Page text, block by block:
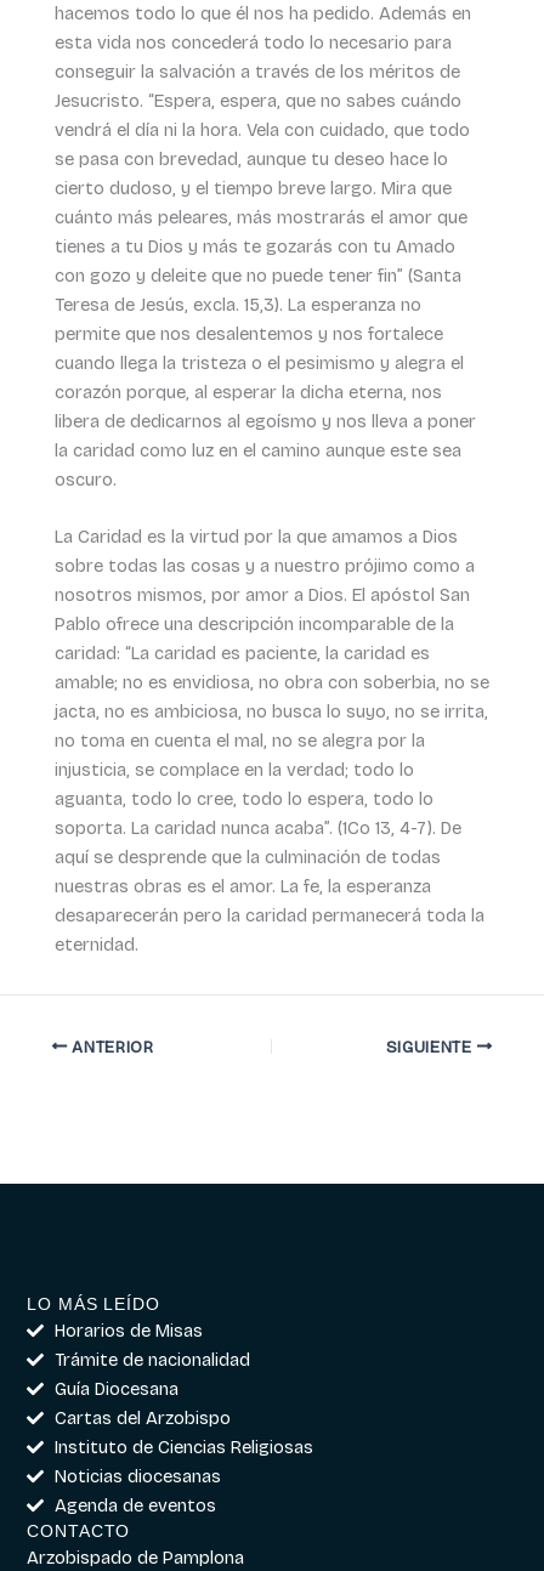
hacemos todo lo que él nos ha pedido. Además en
esta vida nos concederá todo lo necesario para
conseguir la salvación a través de los méritos de
Jesucristo. “Espera, espera, que no sabes cuándo
vendrá el día ni la hora. Vela con cuidado, que todo
se pasa con brevedad, aunque tu deseo hace lo
cierto dudoso, y el tiempo breve largo. Mira que
cuánto más peleares, más mostrarás el amor que
tienes a tu Dios y más te gozarás con tu Amado
con gozo y deleite que no puede tener fin” (Santa
Teresa de Jesús, excla. 15,3). La esperanza no
permite que nos desalentemos y nos fortalece
cuando llega la tristeza o el pesimismo y alegra el
corazón porque, al esperar la dicha eterna, nos
libera de dedicarnos al egoísmo y nos lleva a poner
la caridad como luz en el camino aunque este sea
oscuro.
La Caridad es la virtud por la que amamos a Dios
sobre todas las cosas y a nuestro prójimo como a
nosotros mismos, por amor a Dios. El apóstol San
Pablo ofrece una descripción incomparable de la
caridad: “La caridad es paciente, la caridad es
amable; no es envidiosa, no obra con soberbia, no se
jacta, no es ambiciosa, no busca lo suyo, no se irrita,
no toma en cuenta el mal, no se alegra por la
injusticia, se complace en la verdad; todo lo
aguanta, todo lo cree, todo lo espera, todo lo
soporta. La caridad nunca acaba”. (1Co 13, 4-7). De
aquí se desprende que la culminación de todas
nuestras obras es el amor. La fe, la esperanza
desaparecerán pero la caridad permanecerá toda la
eternidad.
ANTERIOR SIGUIENTE
LO MÁS LEÍDO
Horarios de Misas
Trámite de nacionalidad
Guía Diocesana
Cartas del Arzobispo
Instituto de Ciencias Religiosas
Noticias diocesanas
Agenda de eventos
CONTACTO
Arzobispado de Pamplona